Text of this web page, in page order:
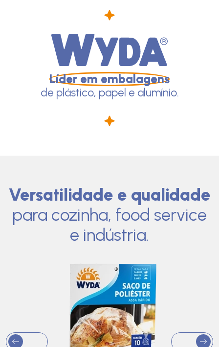
Líder em embalagens
de plástico, papel e alumínio.
Versatilidade e qualidade
para cozinha, food service
e indústria.